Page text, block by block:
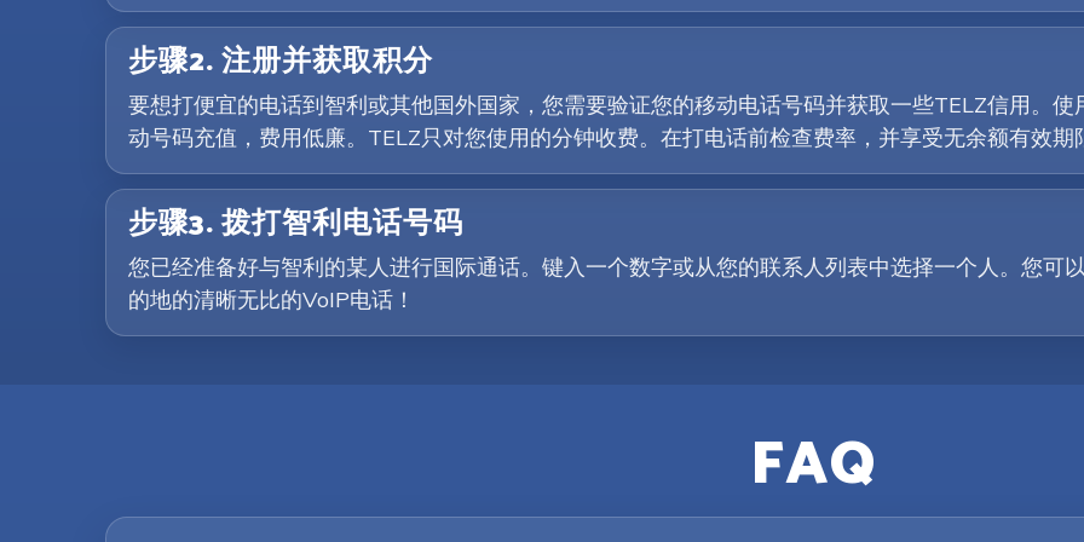
步骤2. 注册并获取积分
要想打便宜的电话到智利或其他国外国家，您需要验证您的移动电话号码并获取一些TELZ信用。
动号码充值，费用低廉。TELZ只对您使用的分钟收费。在打电话前检查费率，并享受无余额有效期
步骤3. 拨打智利电话号码
您已经准备好与智利的某人进行国际通话。键入一个数字或从您的联系人列表中选择一个人。您可
的地的清晰无比的VoIP电话！
FAQ